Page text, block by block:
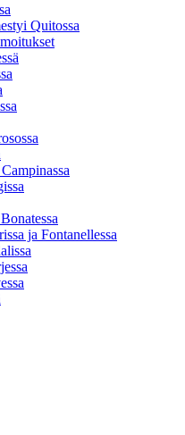
Quitossa
ja Fontanellessa